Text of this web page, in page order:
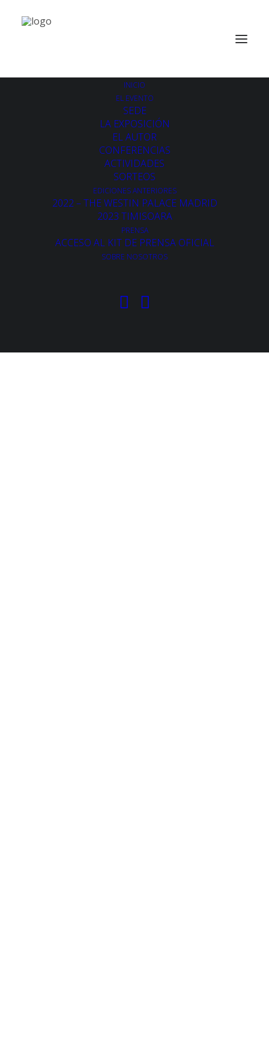
INICIO
EL EVENTO
SEDE
LA EXPOSICIÓN
EL AUTOR
CONFERENCIAS
ACTIVIDADES
SORTEOS
EDICIONES ANTERIORES
2022 – THE WESTIN PALACE MADRID
2023 TIMISOARA
PRENSA
ACCESO AL KIT DE PRENSA OFICIAL
SOBRE NOSOTROS